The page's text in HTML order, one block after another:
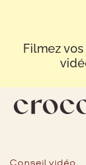
Filmez
Conseil vidéo